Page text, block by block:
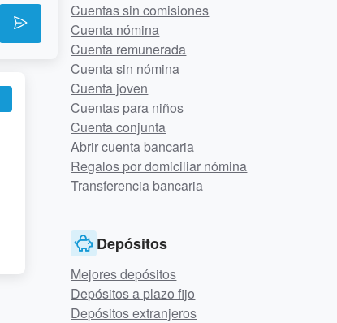
Cuentas sin comisiones
Cuenta nómina
Cuenta remunerada
Cuenta sin nómina
Cuenta joven
Cuentas para niños
Cuenta conjunta
Abrir cuenta bancaria
Regalos por domiciliar nómina
Transferencia bancaria
Depósitos
Mejores depósitos
Depósitos a plazo fijo
Depósitos extranjeros